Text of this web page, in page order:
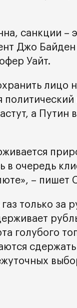
санкции –
Джо Байден
Уайт.
лицо
а Путин
в очередь
– пишет
только за
голубого